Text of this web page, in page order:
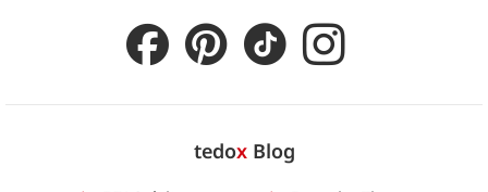
tedoxBlog